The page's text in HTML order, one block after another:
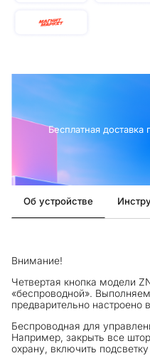
Бесплатная
Об устройстве
Внимание!
Четвертая кнопка модели
«беспроводной».
предварительно настроено
Беспроводная для
Например, закрыть все
охрану, включить